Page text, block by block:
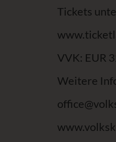
Tickets
VVK: EUR
Weitere